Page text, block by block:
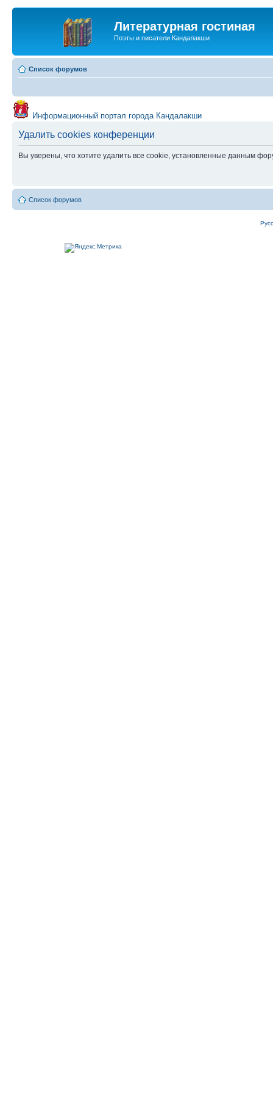
Литературная гостиная
Поэты и писатели Кандалакши
Список форумов
Информационный портал города Кандалакши
Удалить cookies конференции
Вы уверены, что хотите удалить все cookie, установленные данным
Список форумов